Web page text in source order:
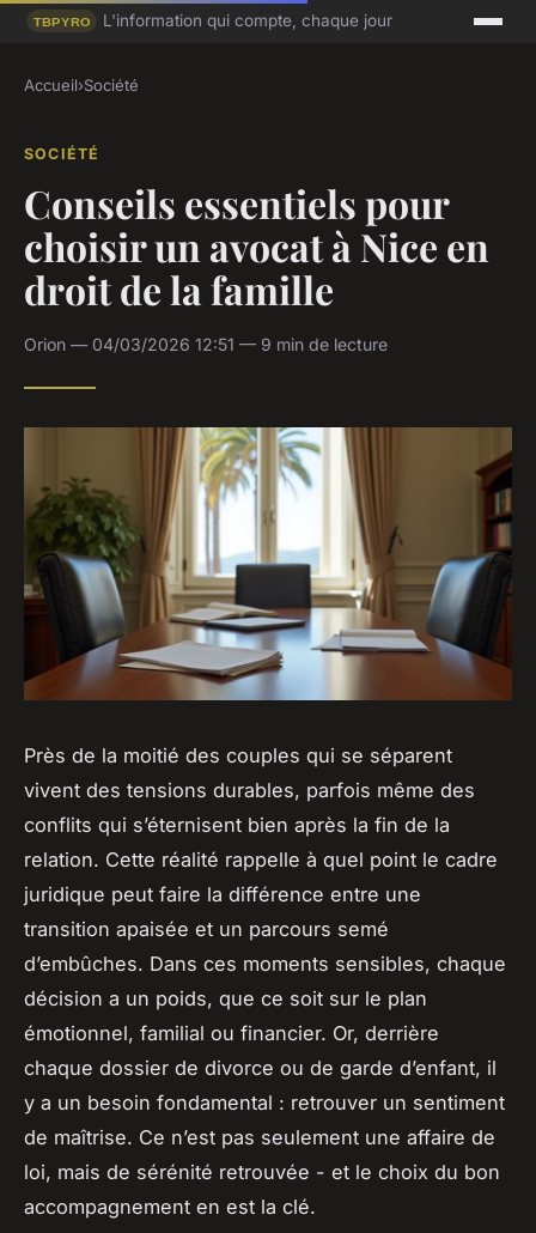
L'information qui compte, chaque jour
Accueil›Société
SOCIÉTÉ
Conseils essentiels pour
choisir un avocat à Nice en
droit de la famille
Orion — 04/03/2026 12:51 — 9 min de lecture
Près de la moitié des couples qui se séparent
vivent des tensions durables, parfois même des
conflits qui s’éternisent bien après la fin de la
relation. Cette réalité rappelle à quel point le cadre
juridique peut faire la différence entre une
transition apaisée et un parcours semé
d’embûches. Dans ces moments sensibles, chaque
décision a un poids, que ce soit sur le plan
émotionnel, familial ou financier. Or, derrière
chaque dossier de divorce ou de garde d’enfant, il
y a un besoin fondamental : retrouver un sentiment
de maîtrise. Ce n’est pas seulement une affaire de
loi, mais de sérénité retrouvée - et le choix du bon
accompagnement en est la clé.